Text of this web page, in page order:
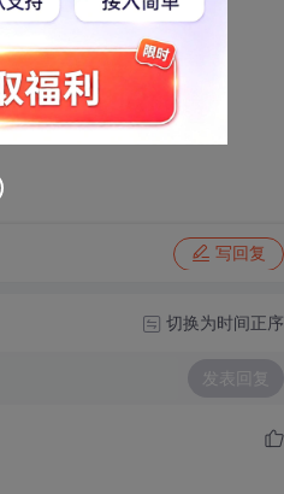
写回复
切换为时间正序
发表回复